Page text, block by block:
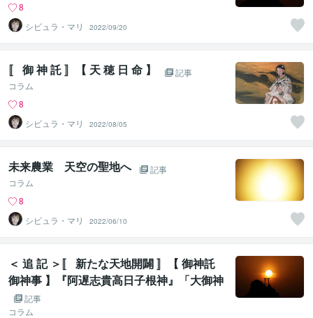
8
シビュラ・マリ
2022/09/20
〚 御 神 託 〛【 天 穂 日 命 】
記事
コラム
8
シビュラ・マリ
2022/08/05
未来農業 天空の聖地へ
記事
コラム
8
シビュラ・マリ
2022/06/10
＜ 追 記 ＞〚 新たな天地開闢 〛【 御神託
御神事 】『阿遅志貴高日子根神』「大御神
の蘇り御神事へ」
記事
コラム